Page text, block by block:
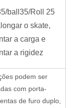
ball35/Roll 25
o skate,
a carga e
a rigidez
podem ser
com porta-
de furo duplo,